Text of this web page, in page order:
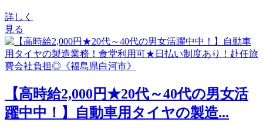
詳しく
見る
【高時給2,000円★20代～40代の男女活
躍中中！】自動車用タイヤの製造...